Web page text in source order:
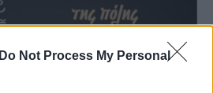
Do Not Process My Personal